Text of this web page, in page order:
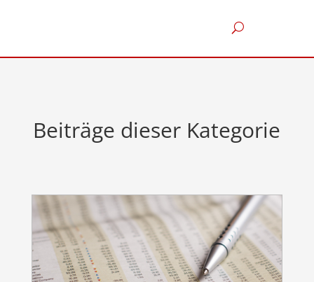
Beiträge dieser Kategorie